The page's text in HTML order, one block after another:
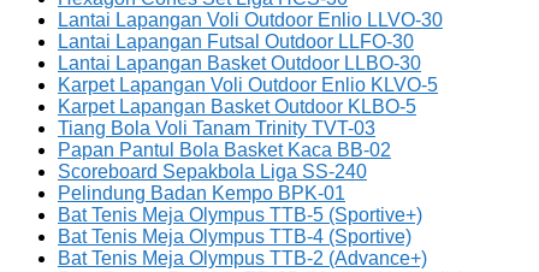
Lantai Lapangan Voli Outdoor Enlio LLVO-30
Lantai Lapangan Futsal Outdoor LLFO-30
Lantai Lapangan Basket Outdoor LLBO-30
Karpet Lapangan Voli Outdoor Enlio KLVO-5
Karpet Lapangan Basket Outdoor KLBO-5
Tiang Bola Voli Tanam Trinity TVT-03
Papan Pantul Bola Basket Kaca BB-02
Scoreboard Sepakbola Liga SS-240
Pelindung Badan Kempo BPK-01
Bat Tenis Meja Olympus TTB-5 (Sportive+)
Bat Tenis Meja Olympus TTB-4 (Sportive)
Bat Tenis Meja Olympus TTB-2 (Advance+)